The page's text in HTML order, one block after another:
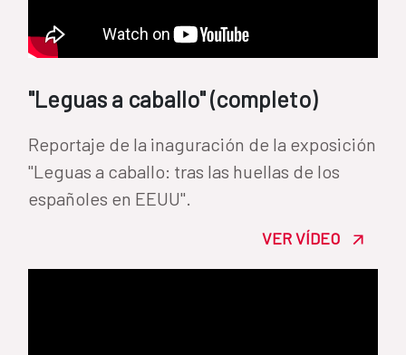
"Leguas a caballo" (completo)
Reportaje de la inaguración de la exposición
"Leguas a caballo: tras las huellas de los
españoles en EEUU".
VER VÍDEO